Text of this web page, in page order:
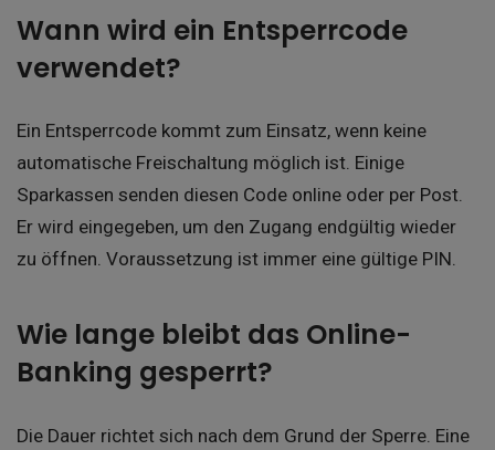
Wann wird ein Entsperrcode
verwendet?
Ein Entsperrcode kommt zum Einsatz, wenn keine
automatische Freischaltung möglich ist. Einige
Sparkassen senden diesen Code online oder per Post.
Er wird eingegeben, um den Zugang endgültig wieder
zu öffnen. Voraussetzung ist immer eine gültige PIN.
Wie lange bleibt das Online-
Banking gesperrt?
Die Dauer richtet sich nach dem Grund der Sperre. Eine